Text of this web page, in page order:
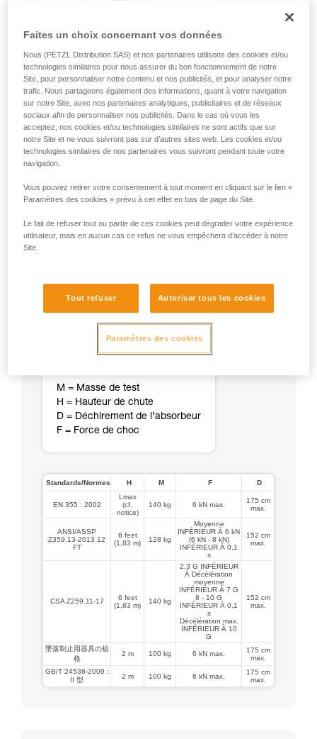
M = Masse de test
H = Hauteur de chute
D = Déchirement de l’absorbeur
F = Force de choc
Standards/Normes H M F D
EN 355 : 2002
Lmax
(cf.
notice)
140 kg 6 kN max.
175 cm
max.
ANSI/ASSP
Z359.13-2013 12
FT
6 feet
(1,83 m)
128 kg
Moyenne
INFÉRIEUR À 6 kN
(6 kN - 8 kN)
INFÉRIEUR À 0,1
s
152 cm
max.
CSA Z259.11-17
6 feet
(1,83 m)
140 kg
2,3 G INFÉRIEUR
À Décélération
moyenne
INFÉRIEUR À 7 G
8 - 10 G
INFÉRIEUR À 0,1
s
Décélération max.
INFÉRIEUR À 10
G
152 cm
max.
墜落制止用器具の規
格
2 m 100 kg 6 kN max.
175 cm
max.
GB/T 24538-2009 :
II 型
2 m 100 kg 6 kN max.
175 cm
max.
Faites un choix concernant vos données
Nous (PETZL Distribution SAS) et nos partenaires utilisons des cookies et/ou
technologies similaires pour nous assurer du bon fonctionnement de notre
Site, pour personnaliser notre contenu et nos publicités, et pour analyser notre
trafic. Nous partageons également des informations, quant à votre navigation
sur notre Site, avec nos partenaires analytiques, publicitaires et de réseaux
sociaux afin de personnaliser nos publicités. Dans le cas où vous les
acceptez, nos cookies et/ou technologies similaires ne sont actifs que sur
notre Site et ne vous suivront pas sur d’autres sites web. Les cookies et/ou
technologies similaires de nos partenaires vous suivront pendant toute votre
navigation.
Vous pouvez retirer votre consentement à tout moment en cliquant sur le lien «
Paramètres des cookies » prévu à cet effet en bas de page du Site.
Le fait de refuser tout ou partie de ces cookies peut dégrader votre expérience
utilisateur, mais en aucun cas ce refus ne vous empêchera d’accéder à notre
Site.
Tout refuser Autoriser tous les cookies
Paramètres des cookies